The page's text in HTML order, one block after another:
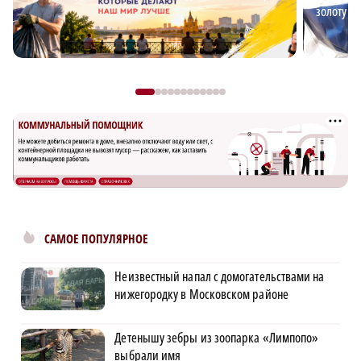
золоту
САМОЕ ПОПУЛЯРНОЕ
Неизвестный напал с домогательствами на
нижегородку в Московском районе
Детенышу зебры из зоопарка «Лимпопо»
выбрали имя